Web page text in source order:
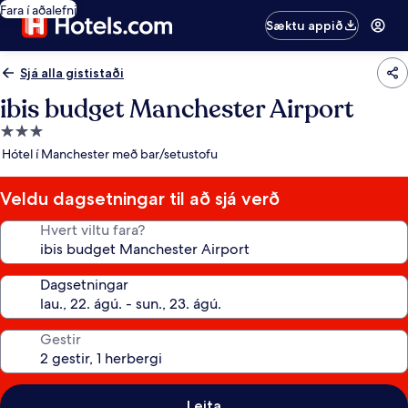
Fara í aðalefni
Sæktu appið
Sjá alla gististaði
ibis budget Manchester Airport
3.0
stjörnu
Hótel í Manchester með bar/setustofu
Veldu dagsetningar til að sjá verð
Hvert viltu fara?
Dagsetningar
Gestir